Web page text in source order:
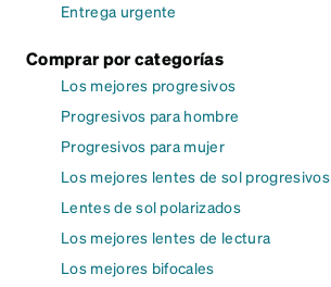
Entrega urgente
Comprar por categorías
Los mejores progresivos
Progresivos para hombre
Progresivos para mujer
Los mejores lentes de sol progresivos
Lentes de sol polarizados
Los mejores lentes de lectura
Los mejores bifocales